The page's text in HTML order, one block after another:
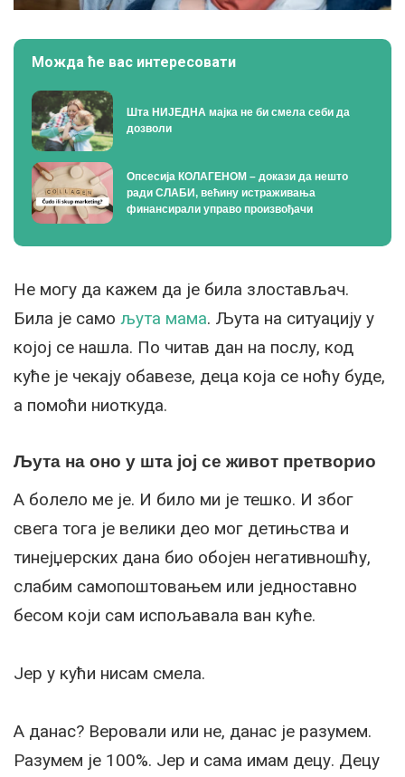
Можда ће вас интересовати
Шта НИЈЕДНА мајка не би смела себи да
дозволи
Опсесија КОЛАГЕНОМ – докази да нешто
ради СЛАБИ, већину истраживања
финансирали управо произвођачи
Не могу да кажем да је била злостављач.
Била је само љута мама. Љута на ситуацију у
којој се нашла. По читав дан на послу, код
куће је чекају обавезе, деца која се ноћу буде,
а помоћи ниоткуда.
Љута на оно у шта јој се живот претворио
А болело ме је. И било ми је тешко. И због
свега тога је велики део мог детињства и
тинејџерских дана био обојен негативношћу,
слабим самопоштовањем или једноставно
бесом који сам испољавала ван куће.
Јер у кући нисам смела.
А данас? Веровали или не, данас је разумем.
Разумем је 100%. Јер и сама имам децу. Децу